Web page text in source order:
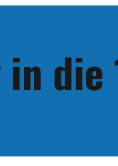
die